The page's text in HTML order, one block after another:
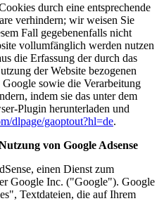
durch eine entsprechende
verhindern; wir weisen Sie
Fall gegebenenfalls nicht
vollumfänglich werden nutzen
die Erfassung der durch das
der Website bezogenen
sowie die Verarbeitung
indem sie das unter dem
Plugin herunterladen und
dlpage/gaoptout?hl=de.
von Google Adsense
einen Dienst zum
Google Inc. ("Google"). Google
Textdateien, die auf Ihrem